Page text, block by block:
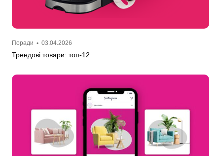
Поради • 03.04.2026
Трендові товари: топ-12